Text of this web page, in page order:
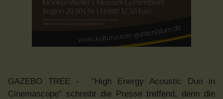
GAZEBO TREE - "High Energy Acoustic Duo in
Cinemascope" schreibt die Presse treffend, denn die